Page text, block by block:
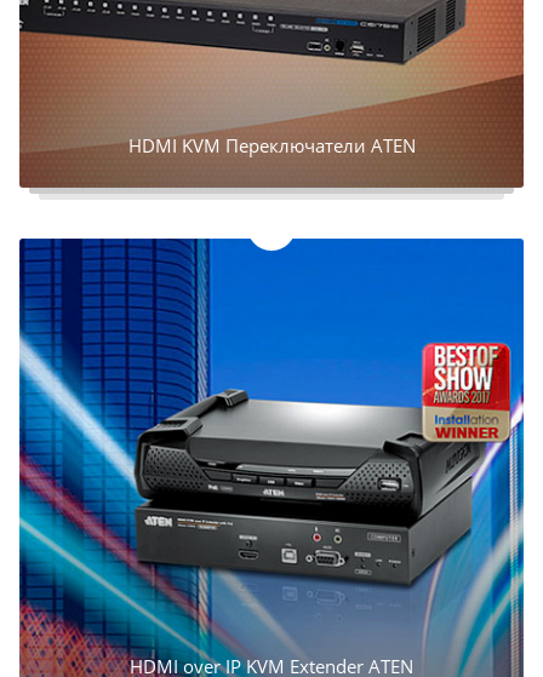
HDMI KVM Переключатели ATEN
HDMI over IP KVM Extender ATEN